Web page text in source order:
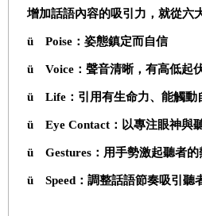
增加話語內容的吸引力，就從六
ü Poise：姿態鎮定而自信
ü Voice：聲音清晰，有高低起
ü Life：引用有生命力、能觸動
ü Eye Contact：以專注眼神與
ü Gestures：用手勢激起聽者的
ü Speed ：調整話語節奏吸引聽